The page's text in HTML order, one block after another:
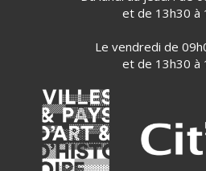
et de 13h30 à
Le vendredi de
et de 13h30 à